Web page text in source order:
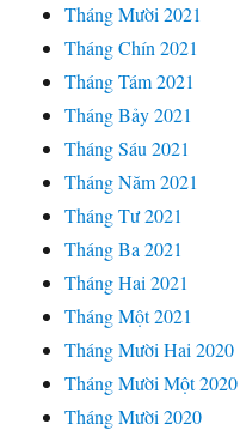
Tháng Mười 2021
Tháng Chín 2021
Tháng Tám 2021
Tháng Bảy 2021
Tháng Sáu 2021
Tháng Năm 2021
Tháng Tư 2021
Tháng Ba 2021
Tháng Hai 2021
Tháng Một 2021
Tháng Mười Hai 2020
Tháng Mười Một 2020
Tháng Mười 2020